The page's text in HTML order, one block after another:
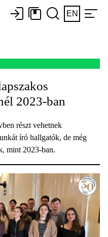
EN
2023-ban
részt vehetnek
író hallgatók, de még
mint 2023-ban.